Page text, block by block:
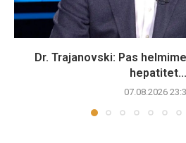
Dr. Trajanovski: Pas
hepatitet...
07.08.2026